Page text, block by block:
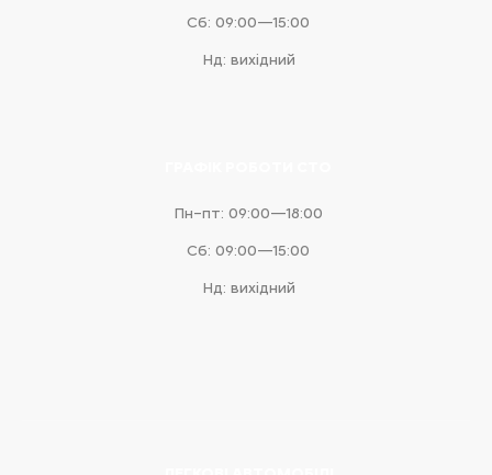
Сб: 09:00—15:00
Нд: вихідний
Пн–пт: 09:00—18:00
Сб: 09:00—15:00
Нд: вихідний